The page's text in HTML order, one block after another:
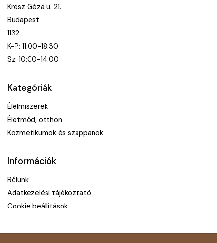
Kresz Géza u. 21.
Budapest
1132
K-P: 11:00-18:30
Sz: 10:00-14:00
Kategóriák
Élelmiszerek
Életmód, otthon
Kozmetikumok és szappanok
Információk
Rólunk
Adatkezelési tájékoztató
Cookie beállítások